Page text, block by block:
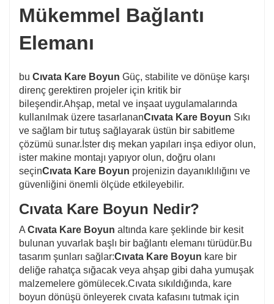
5. Profesyonel satış ve satış sonrası servis,
herhangi bir zaman sormak için hoş geldiniz.
Mükemmel Bağlantı
Elemanı
bu Cıvata Kare Boyun Güç, stabilite ve dönüşe karşı
direnç gerektiren projeler için kritik bir
bileşendir.Ahşap, metal ve inşaat uygulamalarında
kullanılmak üzere tasarlananCıvata Kare Boyun Sıkı
ve sağlam bir tutuş sağlayarak üstün bir sabitleme
çözümü sunar.İster dış mekan yapıları inşa ediyor olun,
ister makine montajı yapıyor olun, doğru olanı
seçinCıvata Kare Boyun projenizin dayanıklılığını ve
güvenliğini önemli ölçüde etkileyebilir.
Cıvata Kare Boyun Nedir?
A Cıvata Kare Boyun altında kare şeklinde bir kesit
bulunan yuvarlak başlı bir bağlantı elemanı türüdür.Bu
tasarım şunları sağlar:Cıvata Kare Boyun kare bir
deliğe rahatça sığacak veya ahşap gibi daha yumuşak
malzemelere gömülecek.Cıvata sıkıldığında, kare
boyun dönüşü önleyerek cıvata kafasını tutmak için